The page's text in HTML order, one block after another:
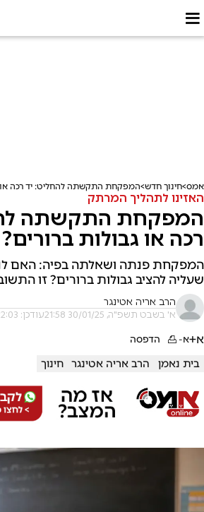
אמס חינוך חדש המפקחת התקשתה להחליט: יד רכה או
האזינו לתהליך המרתק
המפקחת התקשתה
רכה או גבולות ברורים?
המפקחת פנתה ושאלתה בפיה: האם
שעליה להציב גבולות ברורים? זו
הרב אריה אטינגר
א' בשבט תשפ"ה, 30/01/25 21:58 עודכן: 22:03
א+א- הדפסה
בית נאמן הרב אריה אטינגר חינוך